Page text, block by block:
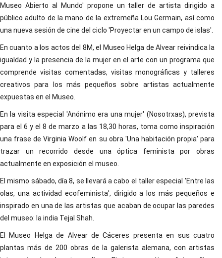
Museo Abierto al Mundo' propone un taller de artista dirigido a
público adulto de la mano de la extremeña Lou Germain, así como
una nueva sesión de cine del ciclo 'Proyectar en un campo de islas'.
En cuanto a los actos del 8M, el Museo Helga de Alvear reivindica la
igualdad y la presencia de la mujer en el arte con un programa que
comprende visitas comentadas, visitas monográficas y talleres
creativos para los más pequeños sobre artistas actualmente
expuestas en el Museo.
En la visita especial 'Anónimo era una mujer' (Nosotrxas), prevista
para el 6 y el 8 de marzo a las 18,30 horas, toma como inspiración
una frase de Virginia Woolf en su obra 'Una habitación propia' para
trazar un recorrido desde una óptica feminista por obras
actualmente en exposición el museo.
El mismo sábado, día 8, se llevará a cabo el taller especial 'Entre las
olas, una actividad ecofeminista', dirigido a los más pequeños e
inspirado en una de las artistas que acaban de ocupar las paredes
del museo: la india Tejal Shah.
El Museo Helga de Alvear de Cáceres presenta en sus cuatro
plantas más de 200 obras de la galerista alemana, con artistas